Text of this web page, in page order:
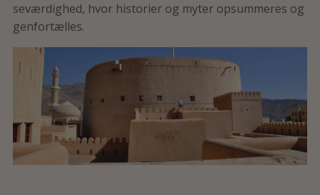
seværdighed, hvor historier og myter opsummeres og
genfortælles.